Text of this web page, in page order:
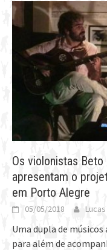
Os violonistas
apresentam o
em Porto Alegre
05/05/2018
Uma dupla de músicos
para além de